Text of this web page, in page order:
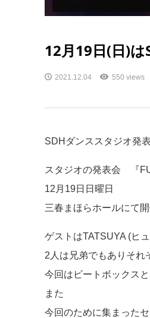
12月19日(日)
2021.12.04 550 views
SDHダンススタジオ発
スタジオの発表会 『
12月19日日曜日
三春まほらホールにて開
ゲストはTATSUYA (ヒ
2人は兄弟でもありそれ
今回はビートボックス
また
今回のために集まった